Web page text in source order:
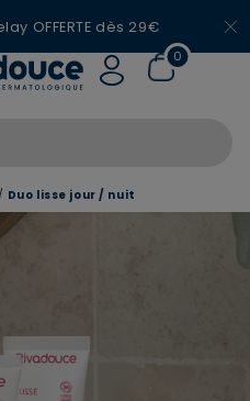
OFFERTE dès 29€
0
/ Duo lisse jour / nuit